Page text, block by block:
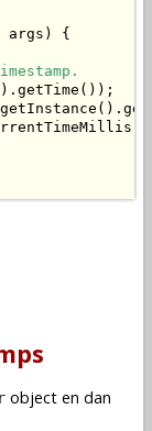
args) {
object en dan